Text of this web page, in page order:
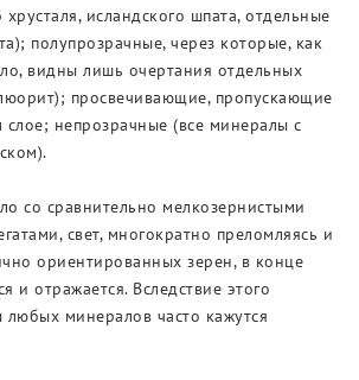
исландского шпата, отдельные
полупрозрачные, через которые, как
видны лишь очертания отдельных
просвечивающие, пропускающие
непрозрачные (все минералы с
со сравнительно мелкозернистыми
свет, многократно преломляясь и
ориентированных зерен, в конце
и отражается. Вследствие этого
любых минералов часто кажутся